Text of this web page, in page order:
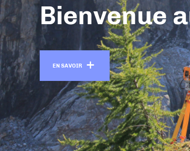
Bienvenue
EN SAVOIR